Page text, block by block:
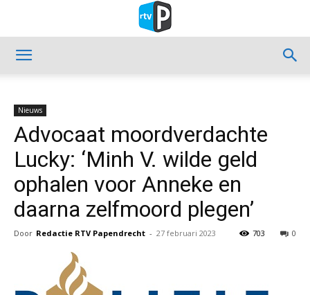
Nieuws
Advocaat moordverdachte
Lucky: ‘Minh V. wilde geld
ophalen voor Anneke en
daarna zelfmoord plegen’
Door Redactie RTV Papendrecht - 27 februari 2023 0
703